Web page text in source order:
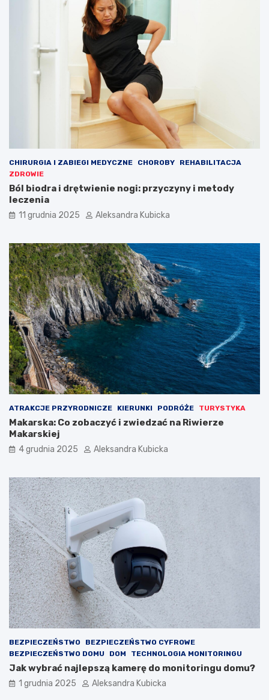
CHIRURGIA I ZABIEGI MEDYCZNE CHOROBY
REHABILITACJA
ZDROWIE
Ból biodra i drętwienie nogi: przyczyny i metody
leczenia
11 grudnia 2025 Aleksandra Kubicka
ATRAKCJE PRZYRODNICZE KIERUNKI PODRÓŻE TURYSTYKA
Makarska: Co zobaczyć i zwiedzać na Riwierze
Makarskiej
4 grudnia 2025 Aleksandra Kubicka
BEZPIECZEŃSTWO
BEZPIECZEŃSTWO CYFROWE
BEZPIECZEŃSTWO DOMU
DOM TECHNOLOGIA MONITORINGU
Jak wybrać najlepszą kamerę do monitoringu domu?
1 grudnia 2025 Aleksandra Kubicka